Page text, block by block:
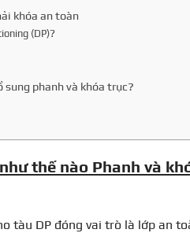
khóa an toàn
(DP)?
phanh và khóa trục?
thế nào Phanh và
tàu DP đóng vai trò là lớp an